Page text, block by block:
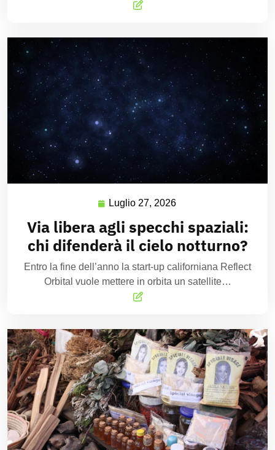
Luglio 27, 2026
Via libera agli specchi spaziali:
chi difenderà il cielo notturno?
Entro la fine dell’anno la start-up californiana Reflect
Orbital vuole mettere in orbita un satellite…